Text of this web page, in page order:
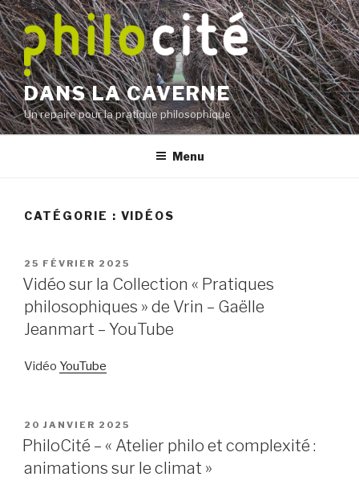
Aller
au
contenu
principal
DANS LA CAVERNE
Un repaire pour la pratique philosophique
Menu
CATÉGORIE : VIDÉOS
PUBLIÉ
LE
25 FÉVRIER 2025
Vidéo sur la Collection « Pratiques
philosophiques » de Vrin – Gaëlle
Jeanmart – YouTube
Vidéo YouTube
PUBLIÉ
LE
20 JANVIER 2025
PhiloCité – « Atelier philo et complexité :
animations sur le climat »